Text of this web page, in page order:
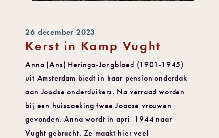
26 december 2023
Kerst in Kamp Vught
Anna (Ans) Heringa-Jongbloed (1901-1945)
uit Amsterdam biedt in haar pension onderdak
aan Joodse onderduikers. Na verraad worden
bij een huiszoeking twee Joodse vrouwen
gevonden. Anna wordt in april 1944 naar
Vught gebracht. Ze maakt hier veel